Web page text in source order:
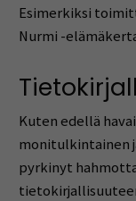
Esimerkiksi
Nurmi -
Kuten edellä
monitulkintainen
pyrkinyt